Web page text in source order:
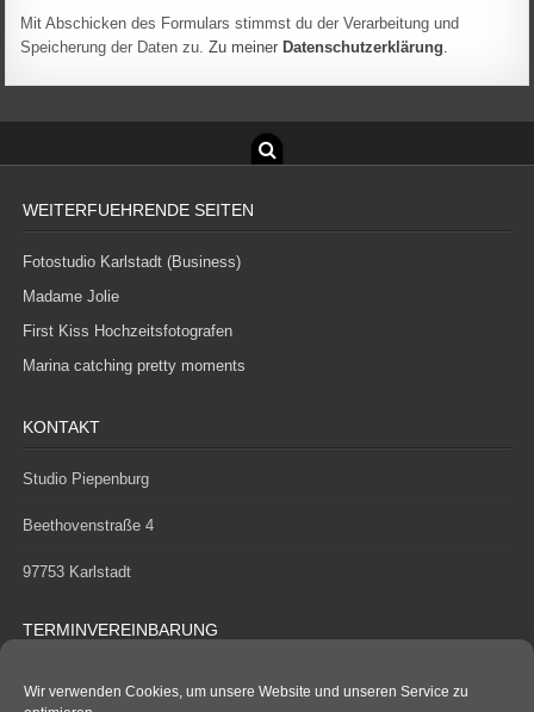
Wir verwenden Cookies, um unsere Website und unseren Service zu
Mit Abschicken des Formulars stimmst du der Verarbeitung und
Speicherung der Daten zu.Zu meiner Datenschutzerklärung
WEITERFUEHRENDE SEITEN
Fotostudio Karlstadt (Business)
Madame Jolie
First Kiss Hochzeitsfotografen
Marina catching pretty moments
KONTAKT
Studio Piepenburg
Beethovenstraße 4
97753 Karlstadt
TERMINVEREINBARUNG
Telefon: 09353/984799